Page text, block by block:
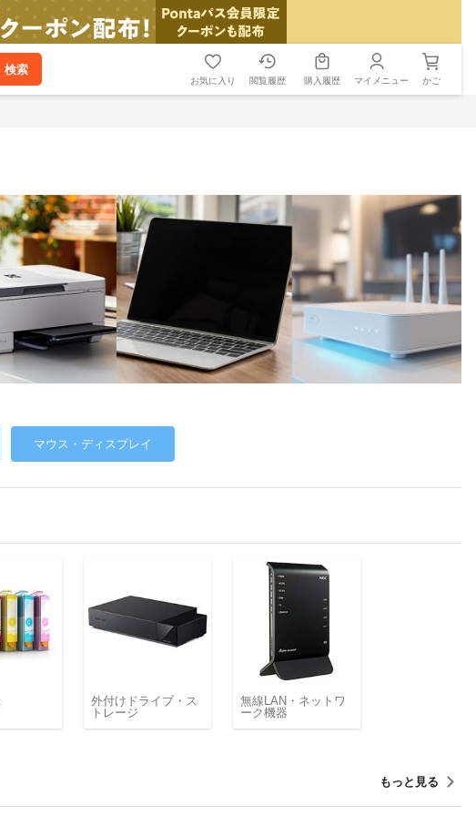
検索
お気に入り 閲覧履歴 購入履歴 マイメニュー かご
マウス・ディスプレイ
外付けドライブ・ス
トレージ
無線LAN・ネットワ
ーク機器
もっと見る